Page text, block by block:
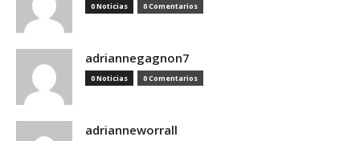
0 Noticias 0 Comentarios
adriannegagnon7
0 Noticias 0 Comentarios
adrianneworrall